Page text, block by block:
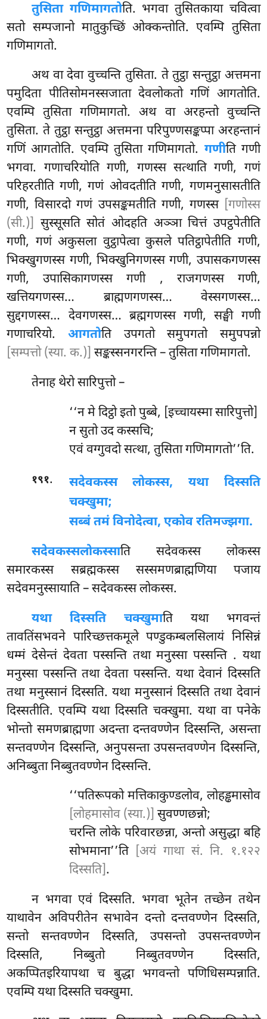
तुसिता गणिमागतोति. भगवा तुसितकाया चवित्वा
सतो सम्पजानो मातुकुच्छिं ओक्कन्तोति. एवम्पि तुसिता
गणिमागतो.
अथ वादेवा वुच्चन्ति तुसिता. ते तुट्ठा सन्तुट्ठा अत्तमना
पमुदिता पीतिसोमनस्सजाता देवलोकतो गणिं आगतोति.
एवम्पि तुसिता गणिमागतो. अथ वा अरहन्तो वुच्चन्ति
तुसिता. ते तुट्ठा सन्तुट्ठा अत्तमना परिपुण्णसङ्कप्पा अरहन्तानं
गणिं आगतोति. एवम्पि तुसिता गणिमागतो. गणीति गणी
भगवा. गणाचरियोति गणी, गणस्स सत्थाति गणी, गणं
परिहरतीति गणी, गणं ओवदतीति गणी, गणमनुसासतीति
गणी, विसारदो गणं उपसङ्कमतीति गणी, गणस्स [गणोस्स
(सी.)] सुस्सूसति सोतं ओदहति अञ्ञा चित्तं उपट्ठपेतीति
गणी, गणं अकुसला वुट्ठापेत्वा कुसले पतिट्ठापेतीति गणी,
भिक्खुगणस्स गणी, भिक्खुनिगणस्स गणी, उपासकगणस्स
गणी, उपासिकागणस्स गणी , राजगणस्स गणी,
खत्तियगणस्स… ब्राह्मणगणस्स… वेस्सगणस्स…
सुद्दगणस्स… देवगणस्स… ब्रह्मगणस्स गणी, सङ्घी गणी
गणाचरियो. आगतोति उपगतो समुपगतो समुपपन्नो
[सम्पत्तो (स्या. क.)] सङ्कस्सनगरन्ति – तुसिता गणिमागतो.
तेनाह थेरो सारिपुत्तो –
‘‘न मे दिट्ठो इतो पुब्बे, [इच्चायस्मा सारिपुत्तो]
न सुतो उद कस्सचि;
एवं वग्गुवदो सत्था, तुसिता गणिमागतो’’ति.
१९१.
सदेवकस्स लोकस्स, यथा दिस्सति
चक्खुमा;
सब्बं तमं विनोदेत्वा, एकोव रतिमज्झगा.
सदेवकस्सलोकस्साति सदेवकस्स लोकस्स
समारकस्स सब्रह्मकस्स सस्समणब्राह्मणिया पजाय
सदेवमनुस्सायाति – सदेवकस्स लोकस्स.
यथा दिस्सति चक्खुमाति यथा भगवन्तं
तावतिंसभवने पारिच्छत्तकमूले पण्डुकम्बलसिलायं निसिन्नं
धम्मं देसेन्तं देवता पस्सन्ति तथा मनुस्सा पस्सन्ति . यथा
मनुस्सा पस्सन्ति तथा देवता पस्सन्ति. यथा देवानं दिस्सति
तथा मनुस्सानं दिस्सति. यथा मनुस्सानं दिस्सति तथा देवानं
दिस्सतीति. एवम्पियथा दिस्सति चक्खुमा. यथा वा पनेके
भोन्तो समणब्राह्मणा अदन्ता दन्तवण्णेन दिस्सन्ति, असन्ता
सन्तवण्णेन दिस्सन्ति, अनुपसन्ता उपसन्तवण्णेन दिस्सन्ति,
अनिब्बुता निब्बुतवण्णेन दिस्सन्ति.
‘‘पतिरूपको मत्तिकाकुण्डलोव, लोहड्ढमासोव
[लोहमासोव (स्या.)] सुवण्णछन्नो;
चरन्ति लोके परिवारछन्ना, अन्तो असुद्धा बहि
सोभमाना’’ति [अयं गाथा सं. नि. १.१२२
दिस्सति].
न भगवा एवं दिस्सति. भगवा भूतेन तच्छेन तथेन
याथावेन अविपरीतेन सभावेन दन्तोदन्तवण्णेन दिस्सति,
सन्तो सन्तवण्णेन दिस्सति, उपसन्तो उपसन्तवण्णेन
दिस्सति, निब्बुतो निब्बुतवण्णेन दिस्सति,
अकप्पितइरियापथा च बुद्धा भगवन्तो पणिधिसम्पन्नाति.
एवम्पि यथा दिस्सति चक्खुमा.